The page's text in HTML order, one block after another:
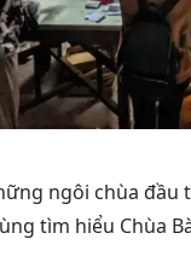
ngôi chùa
tìm hiểu Chùa